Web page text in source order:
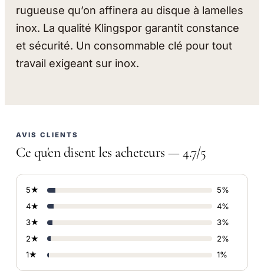
rugueuse qu’on affinera au disque à lamelles
inox. La qualité Klingspor garantit constance
et sécurité. Un consommable clé pour tout
travail exigeant sur inox.
AVIS CLIENTS
Ce qu'en disent les acheteurs — 4.7/5
5★
5%
4★
4%
3★
3%
2★
2%
1★
1%